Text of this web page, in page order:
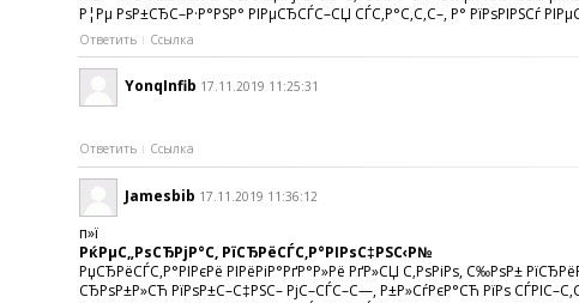
Р¦Рµ РѕР±СЂС–Р·Р°РЅР° РІРµСЂСЃС–СЏ СЃС‚Р°С‚С‚С–, Р° РїРѕРІРЅСѓ
Ответить Ссылка
YonqInfib 17.11.2019 11:25:31
Ответить Ссылка
Jamesbib 17.11.2019 11:36:12
п»ї
РќРµС„РѕСЂРјР°С‚ РїСЂРёСЃС‚Р°РІРѕС‡РЅС‹Р№
РџСЂРёСЃС‚Р°РІРєРё РІРёРіР°РґР°Р»Рё РґР»СЏ С‚РѕРіРѕ, С‰РѕР±
СЂРѕР±Р»СЋ РїРѕР±С–С‡РЅС– РјС–СЃС–С—, Р±Р»СѓРєР°СЋ РїРѕ